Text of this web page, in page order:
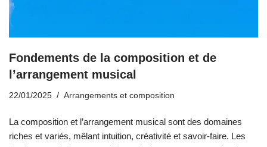
Fondements de la composition et de
l’arrangement musical
22/01/2025 Arrangements et composition
La composition et l’arrangement musical sont des domaines
riches et variés, mêlant intuition, créativité et savoir-faire. Les